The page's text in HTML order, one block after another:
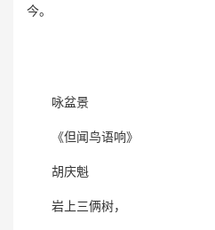
今。
咏盆景
《但闻鸟语响》
胡庆魁
岩上三俩树，